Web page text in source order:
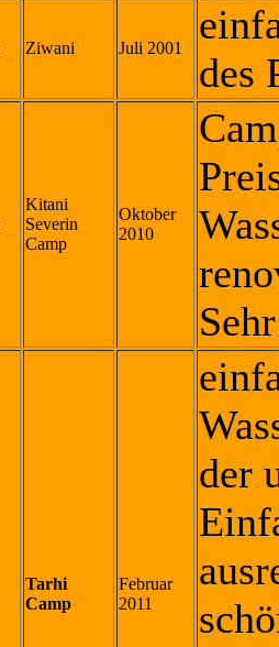
Ziwani Juli 2001
des
Kitani
Severin
Camp
Oktober
2010
Tarhi
Camp
Februar
2011
der